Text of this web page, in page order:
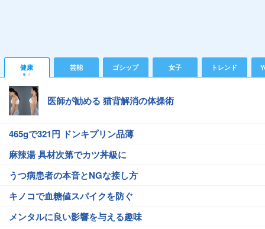
健康 芸能 ゴシップ 女子 トレンド
医師が勧める 猫背解消の体操術
465gで321円 ドンキプリン品薄
麻辣湯 具材次第でカツ丼級に
うつ病患者の本音とNGな接し方
キノコで血糖値スパイクを防ぐ
メンタルに良い影響を与える趣味